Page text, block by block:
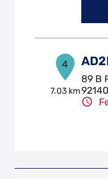
4
7.03 km
89 B